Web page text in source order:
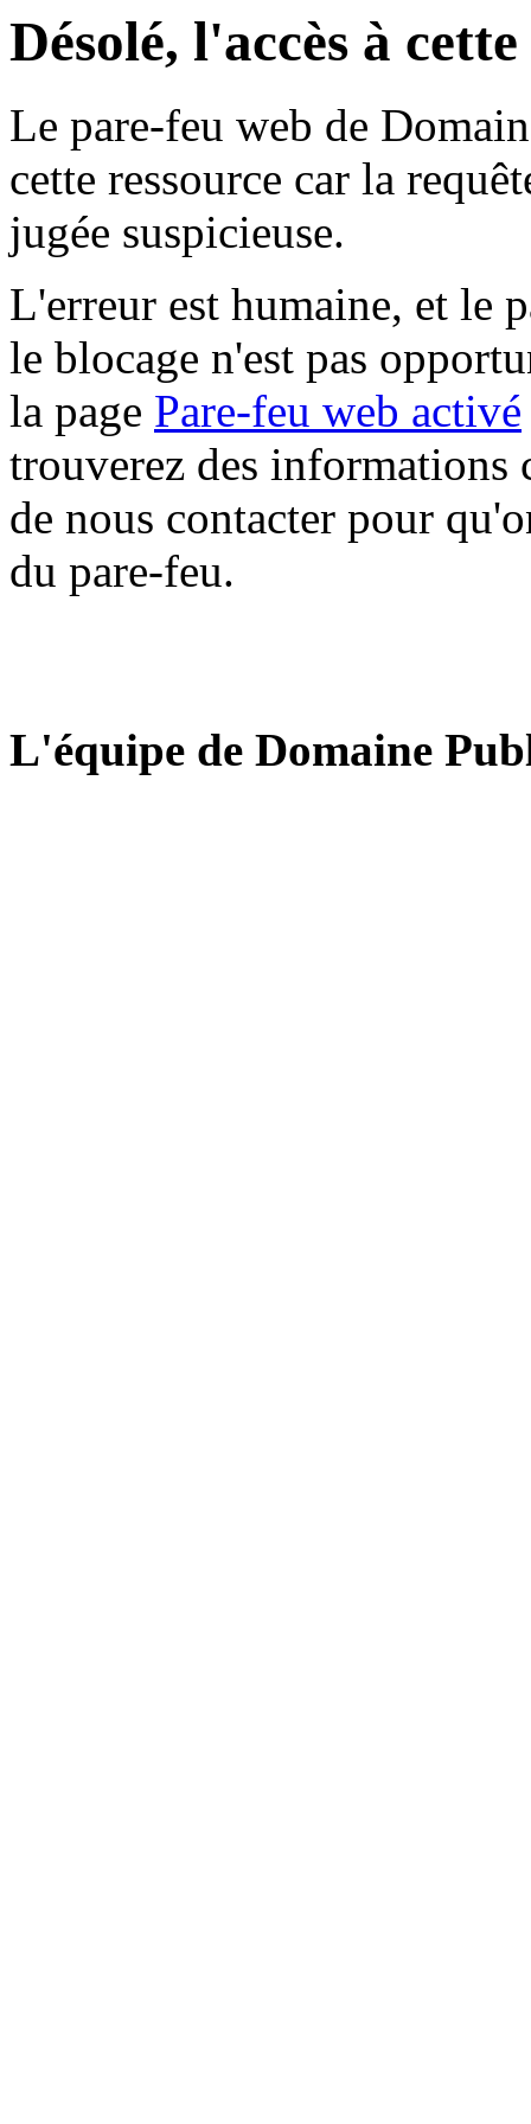
Désolé, l'accès à
Le pare-feu web de
cette ressource car la
jugée suspicieuse.
L'erreur est humaine, et le
le blocage n'est pas
la page Pare-feu web activé
trouverez des informations
de nous contacter pour
du pare-feu.
L'équipe de Domaine